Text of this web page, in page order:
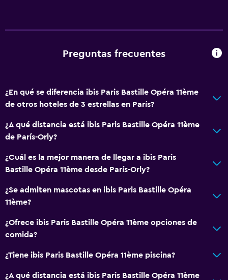
Preguntas frecuentes
¿En qué se diferencia ibis Paris Bastille Opéra 11ème
de otros hoteles de 3 estrellas en París?
¿A qué distancia está ibis Paris Bastille Opéra 11ème
de París-Orly?
¿Cuál es la mejor manera de llegar a ibis Paris
Bastille Opéra 11ème desde París-Orly?
¿Se admiten mascotas en ibis Paris Bastille Opéra
11ème?
¿Ofrece ibis Paris Bastille Opéra 11ème opciones de
comida?
¿Tiene ibis Paris Bastille Opéra 11ème piscina?
¿A qué distancia está ibis Paris Bastille Opéra 11ème